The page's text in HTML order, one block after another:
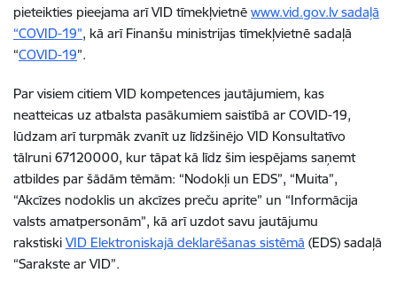
pieteikties pieejama arī VID tīmekļvietnē www.vid.gov.lvsadaļā
“COVID-19”, kā arī Finanšu ministrijas tīmekļvietnē sadaļā
“COVID-19”.
Par visiem citiem VID kompetences jautājumiem, kas
neatteicas uz atbalsta pasākumiem saistībā ar COVID-19,
lūdzam arī turpmāk zvanīt uz līdzšinējo VID Konsultatīvo
tālruni 67120000, kur tāpat kā līdz šim iespējams saņemt
atbildes par šādām tēmām: “Nodokļi un EDS”, “Muita”,
“Akcīzes nodoklis un akcīzes preču aprite” un “Informācija
valsts amatpersonām”, kā arī uzdot savu jautājumu
rakstiski VID Elektroniskajā deklarēšanas sistēmā (EDS) sadaļā
“Sarakste ar VID”.